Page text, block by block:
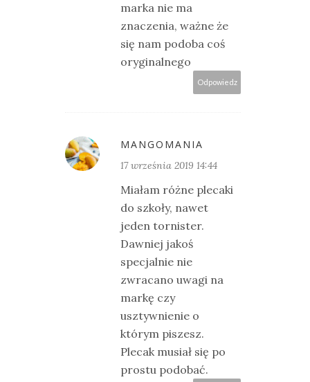
marka nie ma
znaczenia, ważne że
się nam podoba coś
oryginalnego
Odpowiedz
MANGOMANIA
17 września 2019 14:44
Miałam różne plecaki
do szkoły, nawet
jeden tornister.
Dawniej jakoś
specjalnie nie
zwracano uwagi na
markę czy
usztywnienie o
którym piszesz.
Plecak musiał się po
prostu podobać.